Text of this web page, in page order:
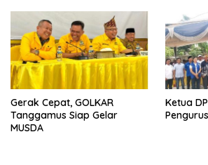
Gerak Cepat, GOLKAR
Tanggamus Siap Gelar
MUSDA
Ketua